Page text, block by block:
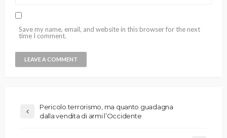
Save my name, email, and website in this browser for the next
time I comment.
Pericolo terrorismo, ma quanto guadagna
dalla vendita di armi l’Occidente